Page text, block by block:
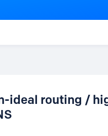
ideal routing /